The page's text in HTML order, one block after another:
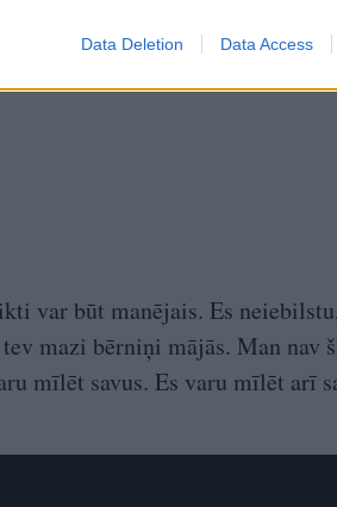
Data Deletion Data Access
var būt manējais. Es
mazi bērniņi mājās. Man nav
mīlēt savus. Es varu mīlēt arī